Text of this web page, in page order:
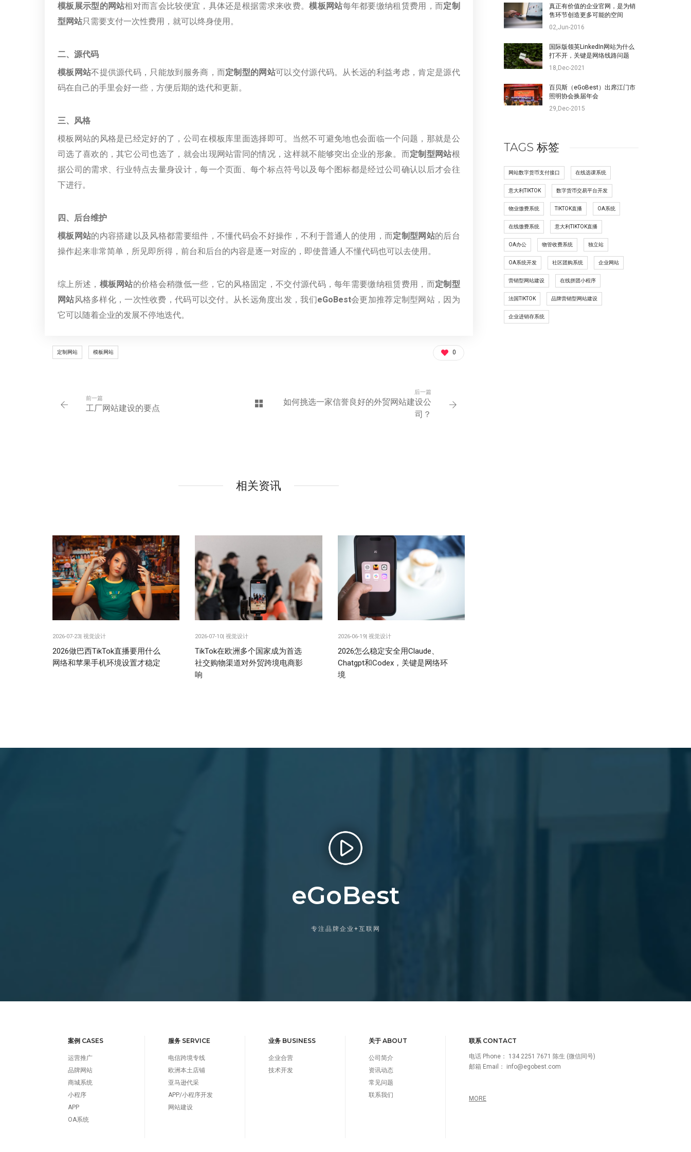
模板展示型的网站相对而言会比较便宜，具体还是根据需求来收费。模板网站每年都要缴纳租赁费用，而定制
型网站只需要支付一次性费用，就可以终身使用。
二、源代码
模板网站不提供源代码，只能放到服务商，而定制型的网站可以交付源代码。从长远的利益考虑，肯定是源代
码在自己的手里会好一些，方便后期的迭代和更新。
三、风格
模板网站的风格是已经定好的了，公司在模板库里面选择即可。当然不可避免地也会面临一个问题，那就是公
司选了喜欢的，其它公司也选了，就会出现网站雷同的情况，这样就不能够突出企业的形象。而定制型网站根
据公司的需求、行业特点去量身设计，每一个页面、每个标点符号以及每个图标都是经过公司确认以后才会往
下进行。
四、后台维护
模板网站的内容搭建以及风格都需要组件，不懂代码会不好操作，不利于普通人的使用，而定制型网站的后台
操作起来非常简单，所见即所得，前台和后台的内容是逐一对应的，即使普通人不懂代码也可以去使用。
综上所述， 模板网站的价格会稍微低一些，它的风格固定，不交付源代码，每年需要缴纳租赁费用，而定制型
网站风格多样化，一次性收费，代码可以交付。从长远角度出发，我们eGoBest会更加推荐定制型网站，因为
它可以随着企业的发展不停地迭代。
定制网站 模板网站 0
前一篇
工厂网站建设的要点
后一篇
如何挑选一家信誉良好的外贸网站建设公
司？
相关资讯
2026-07-23| 视觉设计
2026做巴西TikTok直播要用什么
网络和苹果手机环境设置才稳定
2026-07-10|视觉设计
TikTok在欧洲多个国家成为首选
社交购物渠道对外贸跨境电商影
响
2026-06-19| 视觉设计
2026怎么稳定安全用Claude、
Chatgpt和Codex，关键是网络环
境
真正有价值的企业官网，是为销
售环节创造更多可能的空间
02,Jun-2016
国际版领英LinkedIn网站为什么
打不开，关键是网络线路问题
18,Dec-2021
百贝斯（eGoBest）出席江门市
照明协会换届年会
29,Dec-2015
TAGS 标签
网站数字货币支付接口 在线选课系统
意大利TIKTOK 数字货币交易平台开发
物业缴费系统 TIKTOK直播 OA系统
在线缴费系统 意大利TIKTOK直播
OA办公 物管收费系统 独立站
OA系统开发 社区团购系统 企业网站
营销型网站建设 在线拼团小程序
法国TIKTOK 品牌营销型网站建设
企业进销存系统
eGoBest
专注品牌企业+互联网
案例 CASES
运营推广
品牌网站
商城系统
小程序
APP
OA系统
服务 SERVICE
电信跨境专线
欧洲本土店铺
亚马逊代采
APP/小程序开发
网站建设
业务 BUSINESS
企业合营
技术开发
关于 ABOUT
公司简介
资讯动态
常见问题
联系我们
联系 CONTACT
电话 Phone： 134 2251 7671 陈生 (微信同号)
邮箱 Email： info@egobest.com
MORE